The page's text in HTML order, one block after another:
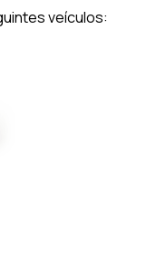
veículos: